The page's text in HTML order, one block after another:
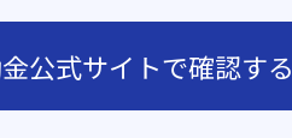
公式サイトで確認する